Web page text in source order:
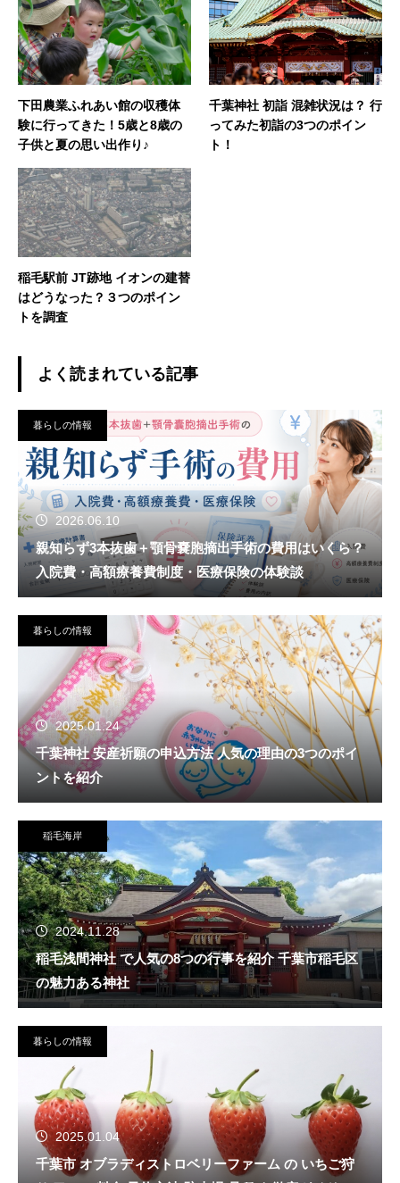
下田農業ふれあい館の収穫体
験に行ってきた！5歳と8歳の
子供と夏の思い出作り♪
千葉神社 初詣 混雑状況は？ 行
ってみた初詣の3つのポイン
ト！
稲毛駅前 JT跡地 イオンの建替
はどうなった？３つのポイン
トを調査
よく読まれている記事
暮らしの情報
2026.06.10
親知らず3本抜歯＋顎骨嚢胞摘出手術の費用はいくら？
入院費・高額療養費制度・医療保険の体験談
暮らしの情報
2025.01.24
千葉神社 安産祈願の申込方法 人気の理由の3つのポイ
ントを紹介
稲毛海岸
2024.11.28
稲毛浅間神社 で人気の8つの行事を紹介 千葉市稲毛区
の魅力ある神社
暮らしの情報
2025.01.04
千葉市 オブラディストロベリーファーム の いちご狩